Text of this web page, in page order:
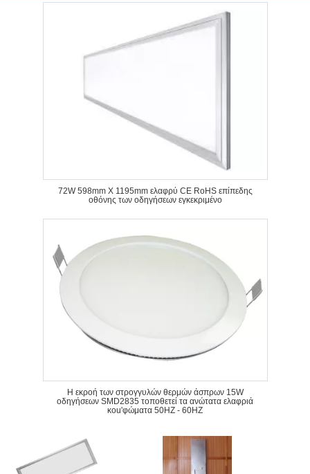
72W 598mm X 1195mm ελαφρύ CE RoHS επίπεδης
οθόνης των οδηγήσεων εγκεκριμένο
Η εκροή των στρογγυλών θερμών άσπρων 15W
οδηγήσεων SMD2835 τοποθετεί τα ανώτατα ελαφριά
κοu'φώματα 50HZ - 60HZ